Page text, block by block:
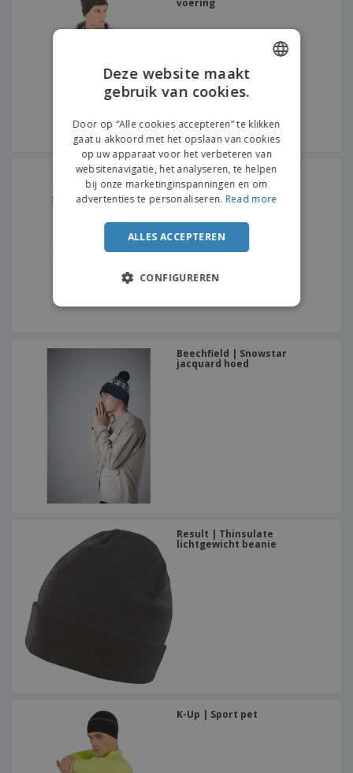
voering
Result | Muts met muts
pompon
Beechfield | Snowstar
jacquard hoed
Result | Thinsulate
lichtgewicht beanie
K-Up | Sport pet
ENGLISH
Deze website maakt
gebruik van cookies.
Door op “Alle cookies accepteren” te klikken
gaat u akkoord met het opslaan van cookies
op uw apparaat voor het verbeteren van
websitenavigatie, het analyseren, te helpen
bij onze marketinginspanningen en om
advertenties te personaliseren. Read more
ALLES ACCEPTEREN
CONFIGUREREN